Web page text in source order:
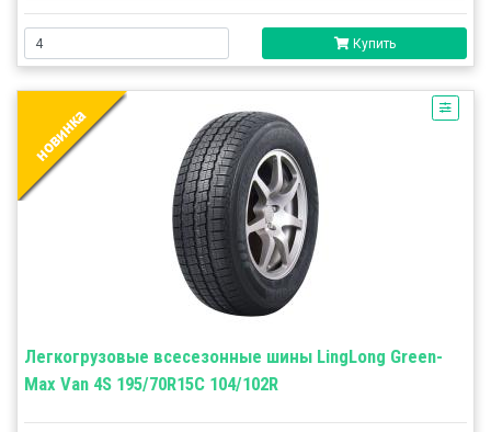
Купить
Легкогрузовые всесезонные шины LingLong Green-
Max Van 4S 195/70R15C 104/102R